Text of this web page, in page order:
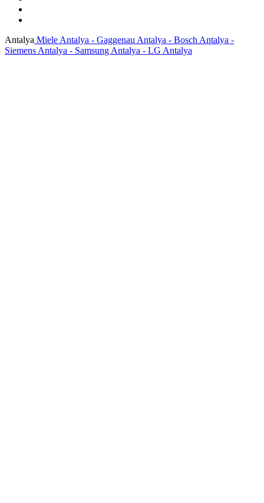
Antalya Miele Antalya - Gaggenau Antalya - Bosch Antalya -
Siemens Antalya - Samsung Antalya - LG Antalya